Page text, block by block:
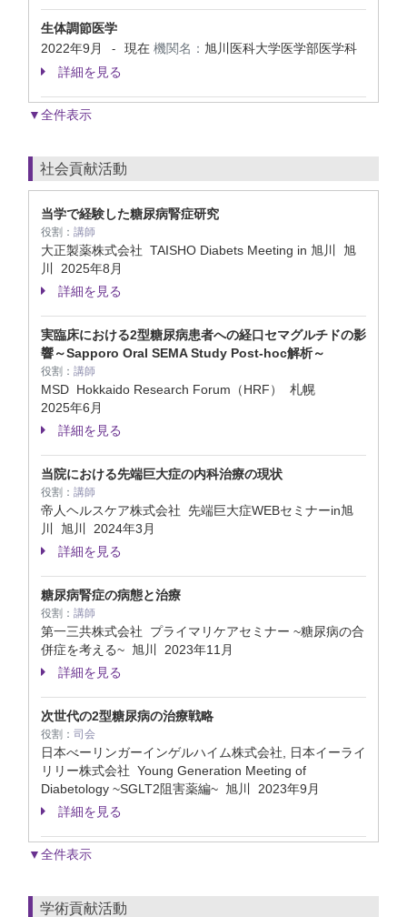
生体調節医学
2022年9月
- 現在 機関名： 旭川医科大学医学部医学科
詳細を見る
▼全件表示
社会貢献活動
当学で経験した糖尿病腎症研究
役割： 講師
大正製薬株式会社 TAISHO Diabets Meeting in 旭川 旭
川 2025年8月
詳細を見る
実臨床における2型糖尿病患者への経口セマグルチドの影
響～Sapporo Oral SEMA Study Post-hoc解析～
役割： 講師
MSD Hokkaido Research Forum（HRF） 札幌
2025年6月
詳細を見る
当院における先端巨大症の内科治療の現状
役割： 講師
帝人ヘルスケア株式会社 先端巨大症WEBセミナーin旭
川 旭川 2024年3月
詳細を見る
糖尿病腎症の病態と治療
役割： 講師
第一三共株式会社 プライマリケアセミナー ~糖尿病の合
併症を考える~ 旭川 2023年11月
詳細を見る
次世代の2型糖尿病の治療戦略
役割： 司会
日本べーリンガーインゲルハイム株式会社, 日本イーライ
リリー株式会社 Young Generation Meeting of
Diabetology ~SGLT2阻害薬編~ 旭川 2023年9月
詳細を見る
▼全件表示
学術貢献活動